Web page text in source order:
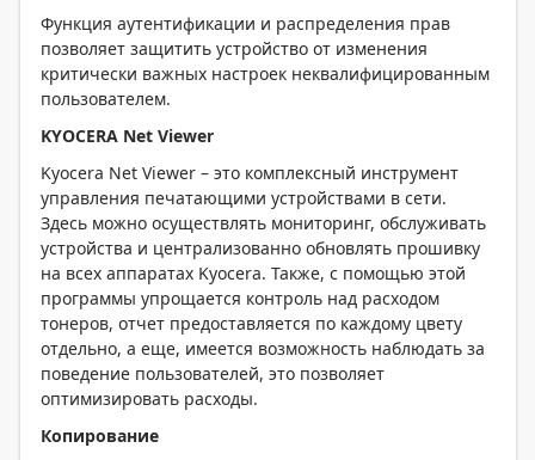
Функция аутентификации и распределения прав
позволяет защитить устройство от изменения
критически важных настроек неквалифицированным
пользователем.
KYOCERA Net Viewer
Kyocera Net Viewer – это комплексный инструмент
управления печатающими устройствами в сети.
Здесь можно осуществлять мониторинг, обслуживать
устройства и централизованно обновлять прошивку
на всех аппаратах Kyocera. Также, с помощью этой
программы упрощается контроль над расходом
тонеров, отчет предоставляется по каждому цвету
отдельно, а еще, имеется возможность наблюдать за
поведение пользователей, это позволяет
оптимизировать расходы.
Копирование